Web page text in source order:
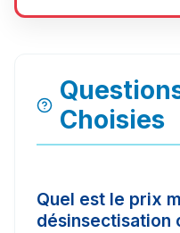
Choisies
Quel est le prix
désinsectisation